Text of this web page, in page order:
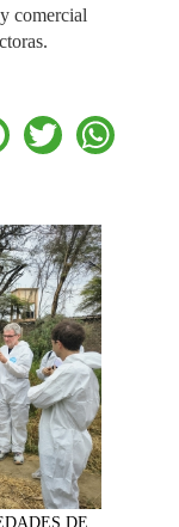
comercial
Facebook
Twitter
DE